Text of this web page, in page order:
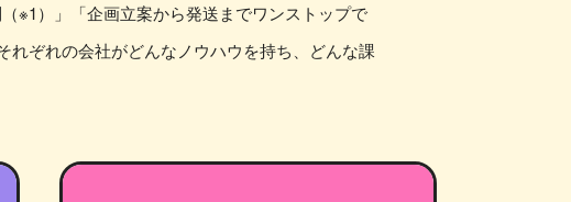
※1）」「企画立案から発送までワンストップで
ぞれの会社がどんなノウハウを持ち、どんな課